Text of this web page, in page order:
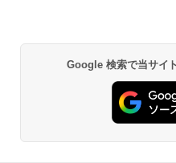
Google 検索で当サイ